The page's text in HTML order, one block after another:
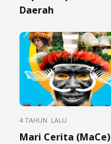
Daerah
4 TAHUN LALU
Mari Cerita (MaCe)